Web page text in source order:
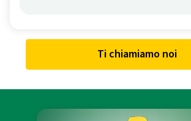
Ti chiamiamo noi